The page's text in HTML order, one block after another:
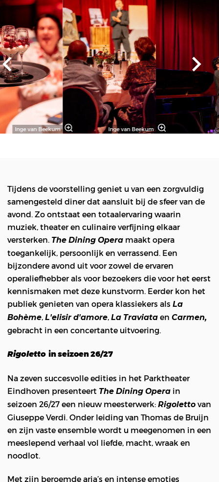
Inge van Beekum Inge van Beekum
Tijdens de voorstelling geniet u van een zorgvuldig
samengesteld diner dat aansluit bij de sfeer van de
avond. Zo ontstaat een totaalervaring waarin
muziek, theater en culinaire verfijning elkaar
versterken. The Dining Opera maakt opera
toegankelijk, persoonlijk en verrassend. Een
bijzondere avond uit voor zowel de ervaren
operaliefhebber als voor bezoekers die voor het eerst
kennismaken met deze kunstvorm. Eerder kon het
publiek genieten van opera klassiekers als La
Bohème, L'elisir d'amore, La Traviata en Carmen,
gebracht in een concertante uitvoering.
Rigoletto in seizoen 26/27
Na zeven succesvolle edities in het Parktheater
Eindhoven presenteert The Dining Opera in
seizoen 26/27 een nieuw meesterwerk: Rigoletto van
Giuseppe Verdi. Onder leiding van Thomas de Bruijn
en zijn vaste ensemble wordt u meegenomen in een
meeslepend verhaal vol liefde, macht, wraak en
noodlot.
Met zijn beroemde aria’s en intense emoties